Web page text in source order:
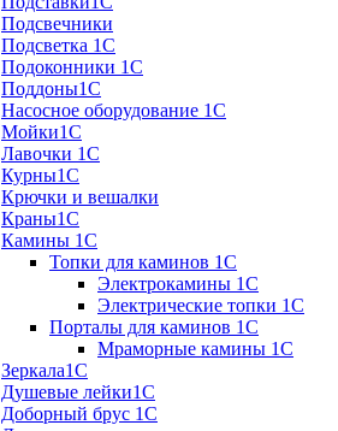
Подсвечники
Подсветка 1С
Подоконники 1С
Поддоны1С
Насосное оборудование 1С
Мойки1С
Лавочки 1С
Курны1С
Крючки и вешалки
Краны1С
Камины 1C
Топки для каминов 1C
Электрокамины 1С
Электрические топки 1C
Порталы для каминов 1С
Мраморные камины 1C
Зеркала1С
Душевые лейки1С
Доборный брус 1С